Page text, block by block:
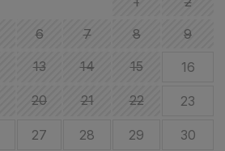
6 7 8
9
13 14 15 16
20 21 22 23
27 28 29 30